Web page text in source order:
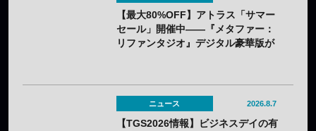
【最大80%OFF】アトラス「サマー
セール」開催中——『メタファー：
リファンタジオ』デジタル豪華版が
ニュース 2026.8.7
【TGS2026情報】ビジネスデイの有